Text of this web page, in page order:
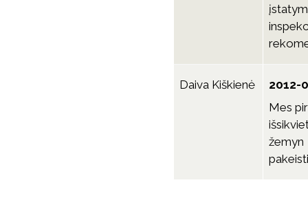
Daiva Kiškienė
2012-
Mes